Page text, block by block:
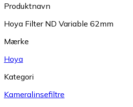
Produktnavn
Hoya Filter ND Variable 62mm
Mærke
Hoya
Kategori
Kameralinsefiltre